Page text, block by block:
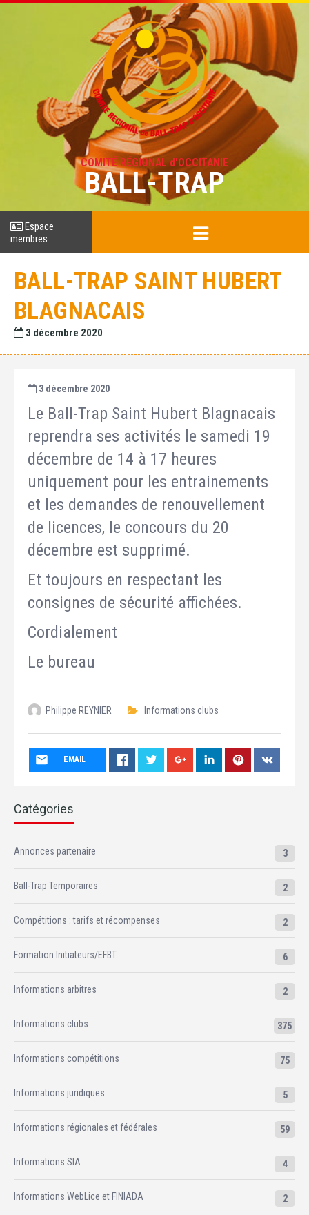
COMITÉ RÉGIONAL d'OCCITANIE
BALL-TRAP
Espace
membres
BALL-TRAP SAINT HUBERT
BLAGNACAIS
3 décembre 2020
3 décembre 2020
Le Ball-Trap Saint Hubert Blagnacais
reprendra ses activités le samedi 19
décembre de 14 à 17 heures
uniquement pour les entrainements
et les demandes de renouvellement
de licences, le concours du 20
décembre est supprimé.
Et toujours en respectant les
consignes de sécurité affichées.
Cordialement
Le bureau
Philippe REYNIER Informations clubs
EMAIL
Catégories
Annonces partenaire 3
Ball-Trap Temporaires 2
Compétitions : tarifs et récompenses 2
Formation Initiateurs/EFBT 6
Informations arbitres 2
Informations clubs 375
Informations compétitions 75
Informations juridiques 5
Informations régionales et fédérales 59
Informations SIA 4
Informations WebLice et FINIADA 2